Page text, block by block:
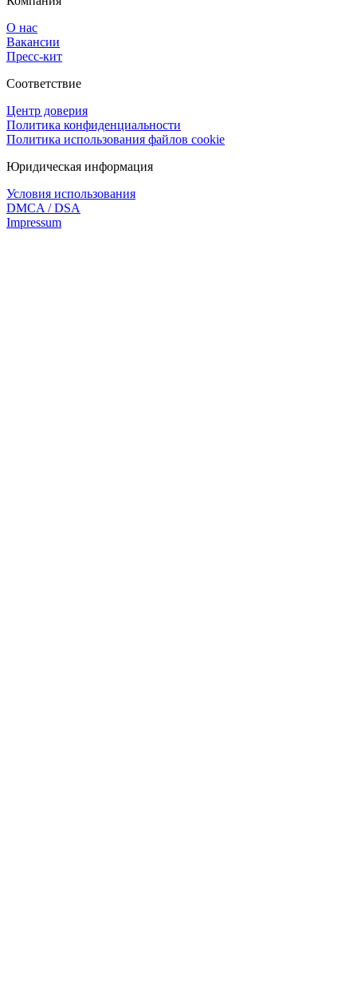
О нас
Вакансии
Пресс-кит
Соответствие
Центр доверия
Политика конфиденциальности
Политика использования файлов cookie
Юридическая информация
Условия использования
DMCA / DSA
Impressum